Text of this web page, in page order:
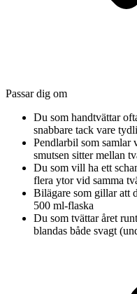
Passar dig om
Du som handtvättar
snabbare tack vare
Pendlarbil som
smutsen sitter mellan
Du som vill ha ett
flera ytor vid samma
Bilägare som gillar att
500 ml-flaska
Du som tvättar året
blandas både svagt